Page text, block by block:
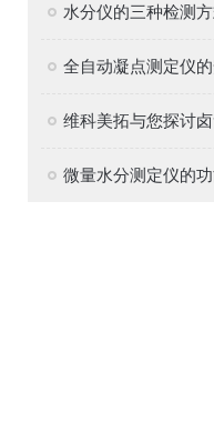
水分仪的三种检测
全自动凝点测定仪
微量水分测定仪的